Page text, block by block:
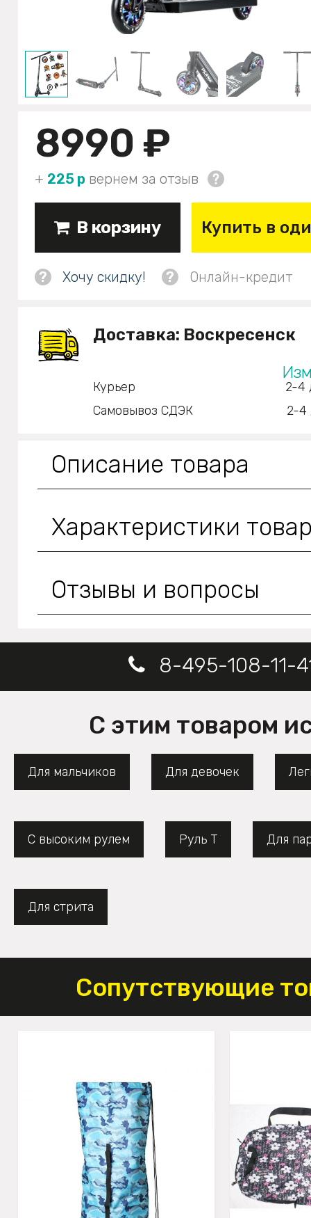
8990 ₽
+ 225 р вернем за отзыв
В корзину Купить в
? Хочу скидку! ? Онлайн-кредит
Доставка: Воскресенск
Курьер
2-4
Самовывоз СДЭК
2-4
Описание товара
Характеристики
Отзывы и вопросы
8-495-108-11-
С этим товаром
Для мальчиков Для девочек
С высоким рулем Руль Т Для
Для стрита
Сопутствующие